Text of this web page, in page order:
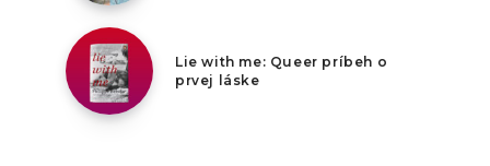
Lie with me: Queer príbeh o
prvej láske